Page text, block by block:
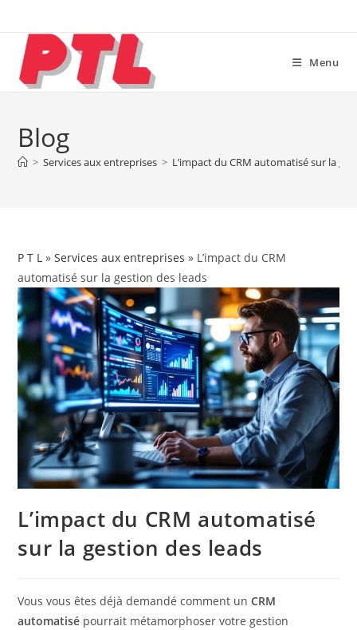
content
Menu
Blog
> Services aux entreprises > L’impact du CRM automatisé sur la
P T L »Services aux entreprises » L’impact du CRM
automatisé sur la gestion des leads
L’impact du CRM automatisé
sur la gestion des leads
Vous vous êtes déjà demandé comment unCRM
automatisé pourrait métamorphoser votre gestion